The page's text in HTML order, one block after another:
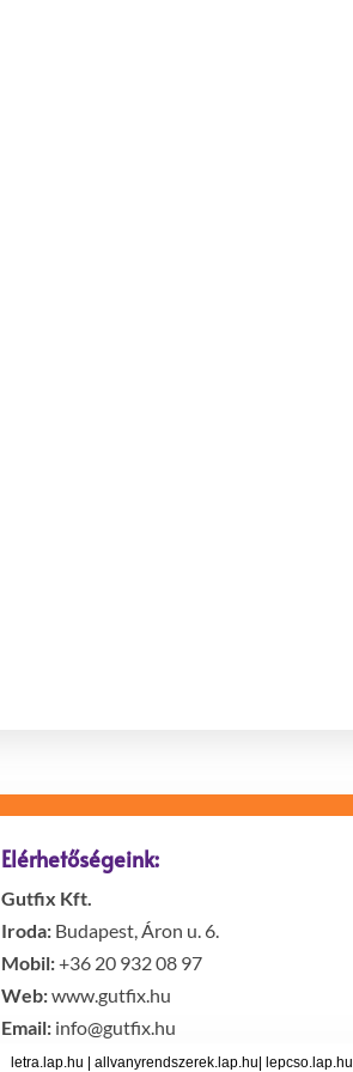
Elérhetőségeink:
Gutfix Kft.
Iroda: Budapest, Áron u. 6.
Mobil:+36 20 932 08 97
Web:www.gutfix.hu
Email: info@gutfix.hu
letra.lap.hu | allvanyrendszerek.lap.hu| lepcso.lap.hu